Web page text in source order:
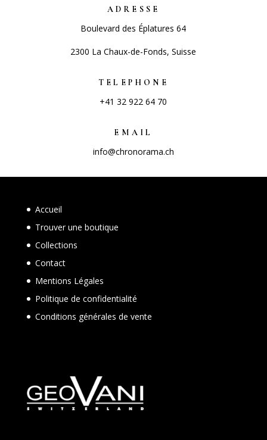
ADRESSE
Boulevard des Éplatures 64
2300 La Chaux-de-Fonds, Suisse
TELEPHONE
+41 32 922 64 70
EMAIL
info@chronorama.ch
Accueil
Trouver une boutique
Collections
Contact
Mentions Légales
Politique de confidentialité
Conditions générales de vente